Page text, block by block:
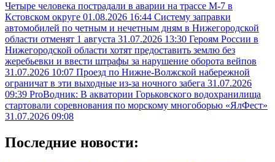
Четыре человека пострадали в аварии на трассе М-7 в
Кстовском округе 01.08.2026 16:44 Систему заправки
автомобилей по четным и нечетным дням в Нижегородской
области отменят 1 августа 31.07.2026 13:30 Героям России в
Нижегородской области хотят предоставить землю без
жеребьевки и ввести штрафы за нарушение оборота вейпов
31.07.2026 10:07 Проезд по Нижне-Волжской набережной
ограничат в эти выходные из-за ночного забега 31.07.2026
09:39 ProВодник: В акватории Горьковского водохранилища
стартовали соревнования по морскому многоборью «ЯлФест»
31.07.2026 09:08
Последние новости: